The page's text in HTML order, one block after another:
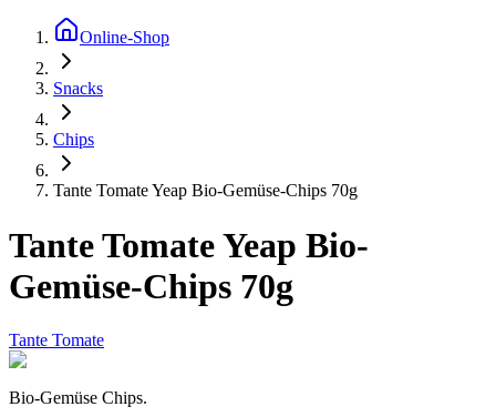
Online-Shop
Snacks
Chips
Tante Tomate Yeap Bio-Gemüse-Chips 70g
Tante Tomate Yeap Bio-
Gemüse-Chips 70g
Tante Tomate
Bio-Gemüse Chips.